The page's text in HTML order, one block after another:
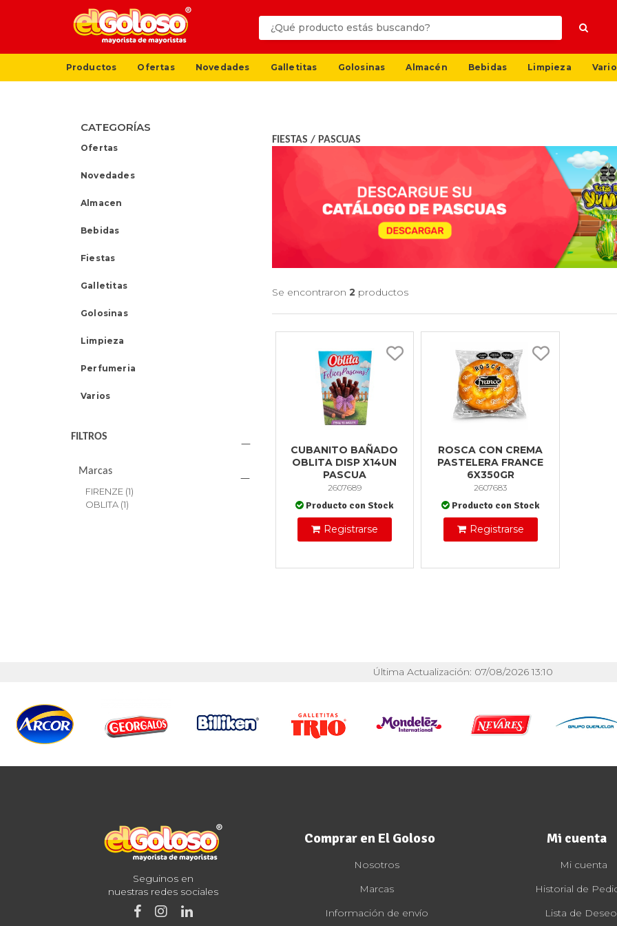
Productos Ofertas Novedades Galletitas Golosinas Almacén Bebidas Limpieza
CATEGORÍAS
Ofertas
Novedades
Almacen
Bebidas
Fiestas
Galletitas
Golosinas
Limpieza
Perfumeria
Varios
FILTROS
Marcas
FIRENZE (1)
OBLITA (1)
FIESTAS / PASCUAS
Se encontraron 2 productos
CUBANITO BAÑADO
OBLITA DISP X14UN
PASCUA
2607689
Producto con Stock
Registrarse
ROSCA CON CREMA
PASTELERA FRANCE
6X350GR
2607683
Producto con Stock
Registrarse
Última Actualización: 07/08/2026 13:10
Seguinos en
nuestras redes sociales
Comprar en El Goloso
Nosotros
Marcas
Información de envío
Mi cuenta
Mi cuenta
Historial de
Lista de